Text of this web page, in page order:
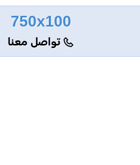
750x100
تواصل معنا